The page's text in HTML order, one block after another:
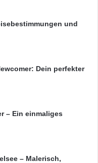
und
Dein perfekter
– Ein einmaliges
– Malerisch,